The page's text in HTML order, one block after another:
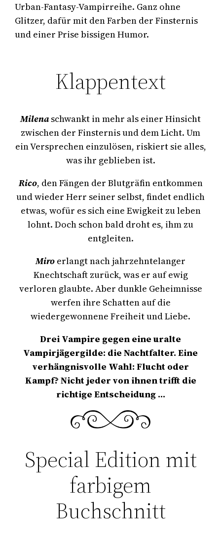
Urban-Fantasy-Vampirreihe. Ganz ohne
Glitzer, dafür mit den Farben der Finsternis
und einer Prise bissigen Humor.
Klappentext
Milenaschwankt in mehr als einer Hinsicht
zwischen der Finsternis und dem Licht. Um
ein Versprechen einzulösen, riskiert sie alles,
was ihr geblieben ist.
Rico, den Fängen der Blutgräfin entkommen
und wieder Herr seiner selbst, findet endlich
etwas, wofür es sich eine Ewigkeit zu leben
lohnt. Doch schon bald droht es, ihm zu
entgleiten.
Miro erlangt nach jahrzehntelanger
Knechtschaft zurück, was er auf ewig
verloren glaubte. Aber dunkle Geheimnisse
werfen ihre Schatten auf die
wiedergewonnene Freiheit und Liebe.
Drei Vampire gegen eine uralte
Vampirjägergilde: die Nachtfalter. Eine
verhängnisvolle Wahl: Flucht oder
Kampf? Nicht jeder von ihnen trifft die
richtige Entscheidung …
Special Edition mit
farbigem
Buchschnitt